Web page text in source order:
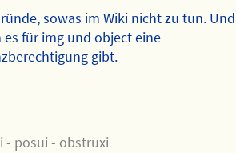
sowas im Wiki nicht zu tun.
es für img und object eine
gibt.
- posui - obstruxi